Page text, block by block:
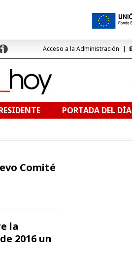
Acceso a la Administración
PORTADA DEL DÍA
Comité
la
2016 un